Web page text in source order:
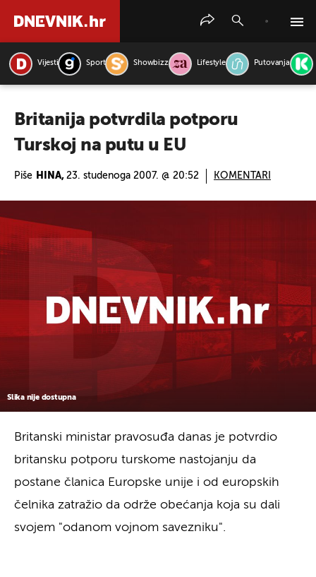
Vijesti Sport Showbizz Lifestyle Putovanja
Britanija potvrdila potporu
Turskoj na putu u EU
Piše HINA, 23. studenoga 2007. @ 20:52 KOMENTARI
Slika nije dostupna
Britanski ministar pravosuđa danas je potvrdio
britansku potporu turskome nastojanju da
postane članica Europske unije i od europskih
čelnika zatražio da održe obećanja koja su dali
svojem "odanom vojnom savezniku".
PRETRAŽITE VIJESTI